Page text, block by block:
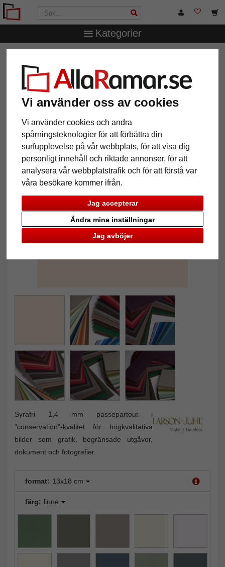
Vi använder oss av cookies
Vi använder cookies och andra
spårningsteknologier för att förbättra din
surfupplevelse på vår webbplats, för att visa dig
personligt innehåll och riktade annonser, för att
analysera vår webbplatstrafik och för att förstå var
våra besökare kommer ifrån.
Jag accepterar
Jag avböjer
Ändra mina inställningar
Kategorier
passepartout efter mått
1,4 mm "Artique" passepartout
efter mått
Pictures
Syrafri 1,4 mm passepartout i
"conservation"-kvalitet för högkvalitativa
bilder som grafik, begränsade utgåvor,
dokument och fotografier.
format: 13x18 cm
färg: linne